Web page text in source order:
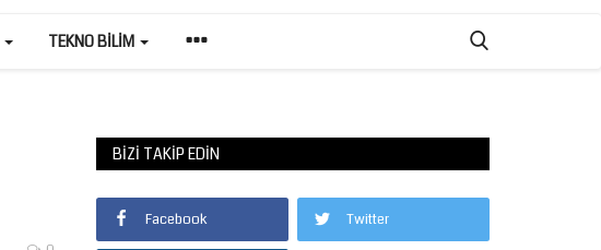
TEKNO BILIM
BIZI TAKIP EDIN
Facebook Twitter